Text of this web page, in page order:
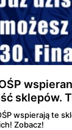
sklepów.
wspierają te
Zobacz!